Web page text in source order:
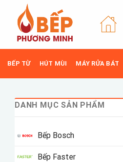
content
BẾP TỪ HÚT MÙI MÁY RỬA BÁT
DANH MỤC SẢN PHẨM
Bếp Bosch
Bếp Faster